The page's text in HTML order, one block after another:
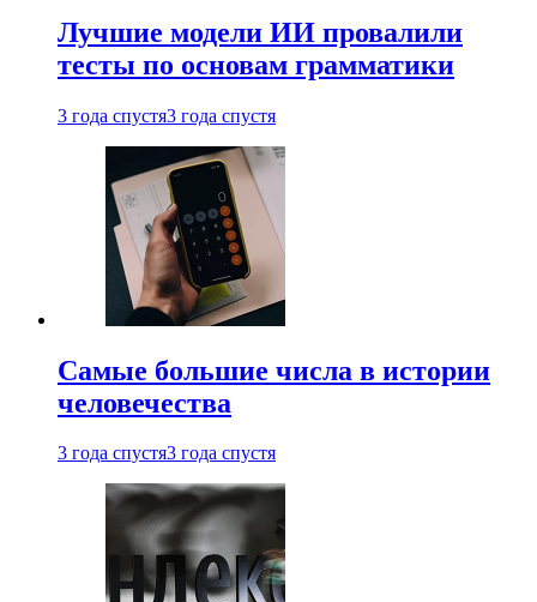
Лучшие модели ИИ провалили
тесты по основам грамматики
3 года спустя3 года спустя
Самые большие числа в истории
человечества
3 года спустя3 года спустя